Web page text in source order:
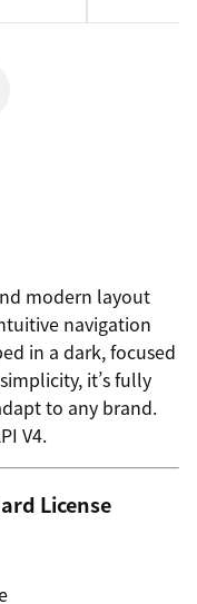
modern layout
navigation
in a dark, focused
it’s fully
to any brand.
V4.
License